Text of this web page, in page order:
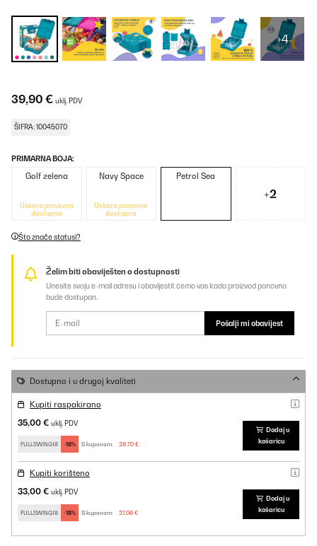
+4
39,90 € uklj. PDV
ŠIFRA: 10045070
PRIMARNA BOJA:
Golf zelena
Uskoro ponovno
dostupno
Navy Space
Uskoro ponovno
dostupno
Petrol Sea
+2
Što znače statusi?
Želim biti obaviješten o dostupnosti
Unesite svoju e-mail adresu i obavijestit ćemo vas kada proizvod ponovno
bude dostupan.
Pošalji mi obavijest
Dostupno i u drugoj kvaliteti
Kupiti raspakirano
35,00 € uklj. PDV
FULLSWING18 -18% S kuponom: 28,70 €
Dodaj u
košaricu
Kupiti korišteno
33,00 € uklj. PDV
FULLSWING18 -18% S kuponom: 27,06 €
Dodaj u
košaricu